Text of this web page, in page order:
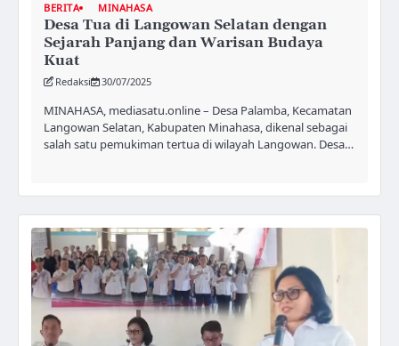
BERITA MINAHASA
Desa Tua di Langowan Selatan dengan
Sejarah Panjang dan Warisan Budaya
Kuat
Redaksi 30/07/2025
MINAHASA, mediasatu.online – Desa Palamba, Kecamatan
Langowan Selatan, Kabupaten Minahasa, dikenal sebagai
salah satu pemukiman tertua di wilayah Langowan. Desa…